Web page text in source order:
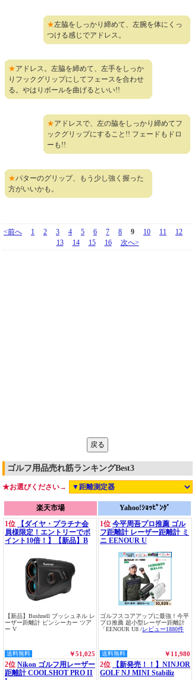
★左脇をしっかり締めて、左腕を体にくっ
つける感じでアドレス。
★アドレス。左脇を締めて、左手をしっか
りフックグリップにしてフェースを合わせ
る。やはりボールを曲げるといい!!
★アドレスで、左の脇をしっかり締めてフ
ックグリップにすること!! フェードもドロ
ーも!!
★パターのグリップ、もう少し強く握った
方がいいかも。
<前へ 1 2 3 4 5 6 7 8 9 10 11
12
13
14 15 16 次へ>
ゴルフ用品売れ筋ランキングBest3